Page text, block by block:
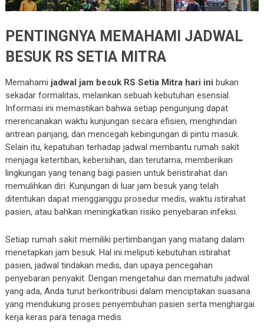
PENTINGNYA MEMAHAMI JADWAL
BESUK RS SETIA MITRA
Memahami jadwal jam besuk RS Setia Mitra hari ini bukan
sekadar formalitas, melainkan sebuah kebutuhan esensial.
Informasi ini memastikan bahwa setiap pengunjung dapat
merencanakan waktu kunjungan secara efisien, menghindari
antrean panjang, dan mencegah kebingungan di pintu masuk.
Selain itu, kepatuhan terhadap jadwal membantu rumah sakit
menjaga ketertiban, kebersihan, dan terutama, memberikan
lingkungan yang tenang bagi pasien untuk beristirahat dan
memulihkan diri. Kunjungan di luar jam besuk yang telah
ditentukan dapat mengganggu prosedur medis, waktu istirahat
pasien, atau bahkan meningkatkan risiko penyebaran infeksi.
Setiap rumah sakit memiliki pertimbangan yang matang dalam
menetapkan jam besuk. Hal ini meliputi kebutuhan istirahat
pasien, jadwal tindakan medis, dan upaya pencegahan
penyebaran penyakit. Dengan mengetahui dan mematuhi jadwal
yang ada, Anda turut berkontribusi dalam menciptakan suasana
yang mendukung proses penyembuhan pasien serta menghargai
kerja keras para tenaga medis.